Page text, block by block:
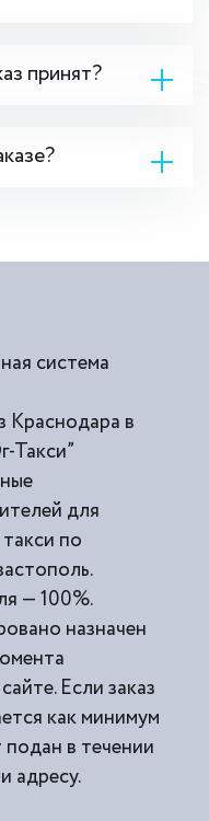
принят?
система
Краснодара в
Такси”
для
по
— 100%.
назначен
Если заказ
как минимум
в течении
адресу.